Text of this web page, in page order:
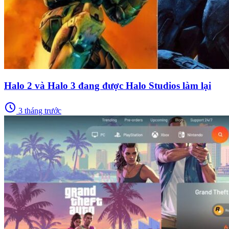
Halo 2 và Halo 3 đang được Halo Studios làm lại
schedule 3 tháng trước